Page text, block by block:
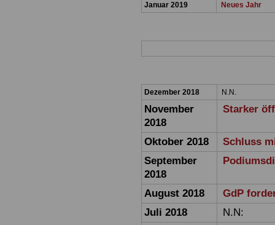
Januar 2019
Neues Jahr
Dezember 2018 N.N.
November
2018
Starker
Oktober 2018
Schluss
September
2018
August 2018
GdP
Juli 2018
N.N: